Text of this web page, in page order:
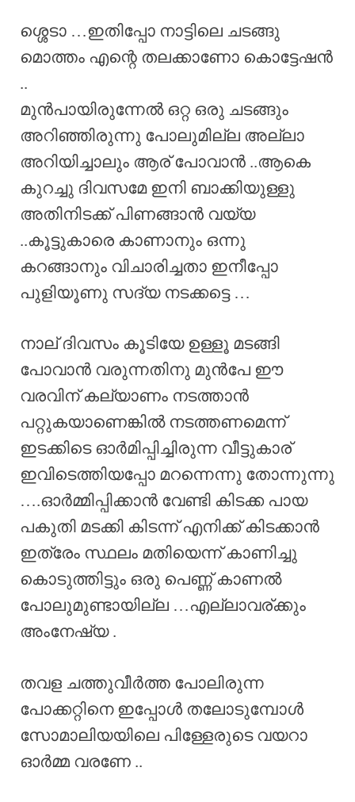
ശ്ശെടാ …ഇതിപ്പോ നാട്ടിലെ ചടങ്ങു
മൊത്തം എന്റെ തലക്കാണോ കൊട്ടേഷൻ
..
മുൻപായിരുന്നേൽ ഒറ്റ ഒരു ചടങ്ങും
അറിഞ്ഞിരുന്നു പോലുമില്ല അല്ലാ
അറിയിച്ചാലും ആര് പോവാൻ ..ആകെ
കുറച്ചു ദിവസമേ ഇനി ബാക്കിയുള്ളു
അതിനിടക്ക് പിണങ്ങാൻ വയ്യ
..കൂട്ടുകാരെ കാണാനും ഒന്നു
കറങ്ങാനും വിചാരിച്ചതാ ഇനീപ്പോ
പുളിയൂണു സദ്യ നടക്കട്ടെ …
നാല് ദിവസം കൂടിയേ ഉള്ളൂ മടങ്ങി
പോവാൻ വരുന്നതിനു മുൻപേ ഈ
വരവിന് കല്യാണം നടത്താൻ
പറ്റുകയാണെങ്കിൽ നടത്തണമെന്ന്
ഇടക്കിടെ ഓർമിപ്പിച്ചിരുന്ന വീട്ടുകാര്
ഇവിടെത്തിയപ്പോ മറന്നെന്നു തോന്നുന്നു
….ഓർമ്മിപ്പിക്കാൻ വേണ്ടി കിടക്ക പായ
പകുതി മടക്കി കിടന്ന് എനിക്ക് കിടക്കാൻ
ഇത്രേം സ്ഥലം മതിയെന്ന് കാണിച്ചു
കൊടുത്തിട്ടും ഒരു പെണ്ണ് കാണൽ
പോലുമുണ്ടായില്ല …എല്ലാവര്ക്കും
അംനേഷ്യ .
തവള ചത്തുവീർത്ത പോലിരുന്ന
പോക്കറ്റിനെ ഇപ്പോൾ തലോടുമ്പോൾ
സോമാലിയയിലെ പിള്ളേരുടെ വയറാ
ഓർമ്മ വരണേ ..